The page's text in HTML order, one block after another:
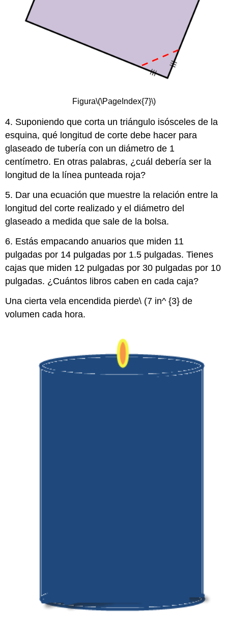
Figura\(\PageIndex{7}\)
4. Suponiendo que corta un triángulo isósceles de la
esquina, qué longitud de corte debe hacer para
glaseado de tubería con un diámetro de 1
centímetro. En otras palabras, ¿cuál debería ser la
longitud de la línea punteada roja?
5. Dar una ecuación que muestre la relación entre la
longitud del corte realizado y el diámetro del
glaseado a medida que sale de la bolsa.
6. Estás empacando anuarios que miden 11
pulgadas por 14 pulgadas por 1.5 pulgadas. Tienes
cajas que miden 12 pulgadas por 30 pulgadas por 10
pulgadas. ¿Cuántos libros caben en cada caja?
Una cierta vela encendida pierde\ (7 in^ {3} de
volumen cada hora.